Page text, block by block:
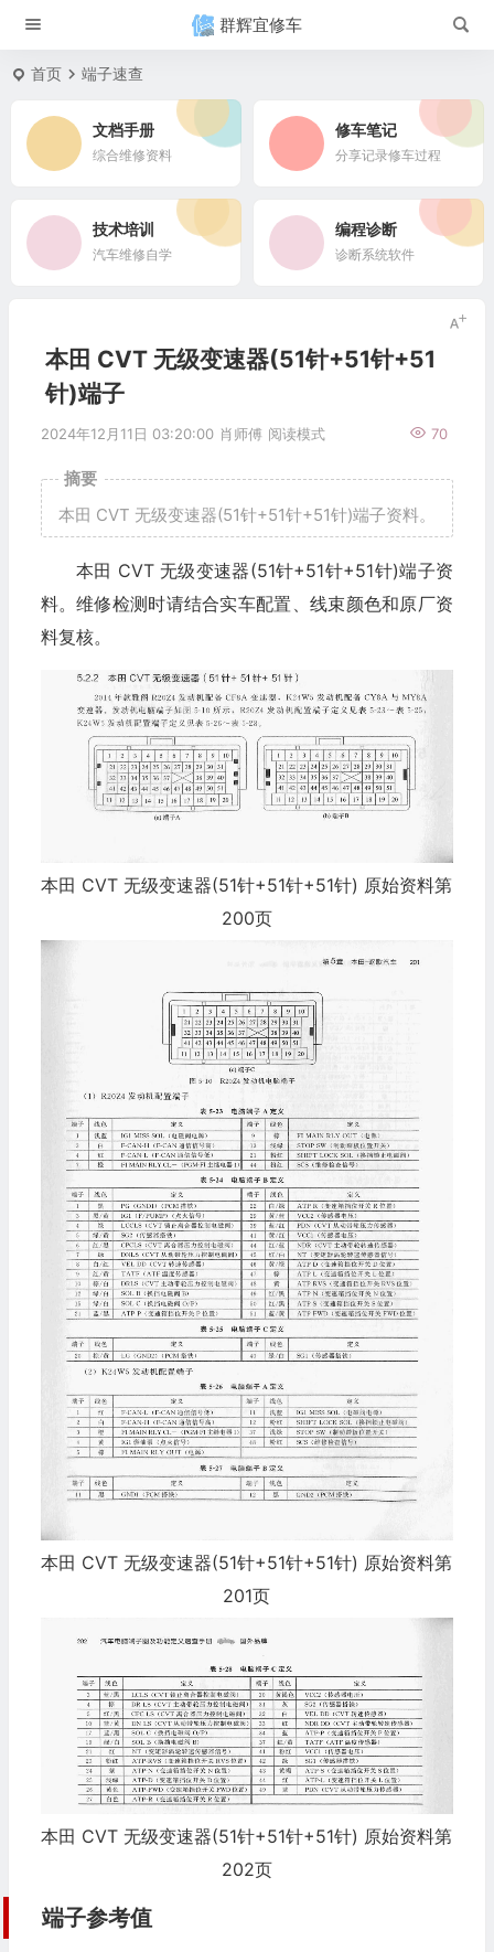
群辉宜修车
首页 端子速查
文档手册
综合维修资料
修车笔记
分享记录修车过程
技术培训
汽车维修自学
编程诊断
诊断系统软件
本田 CVT 无级变速器(51针+51针+51
针)端子
2024年12月11日 03:20:00 肖师傅 70
阅读模式
摘要
本田 CVT 无级变速器(51针+51针+51针)端子资料。
本田 CVT 无级变速器(51针+51针+51针)端子资
料。维修检测时请结合实车配置、线束颜色和原厂资
料复核。
本田 CVT 无级变速器(51针+51针+51针) 原始资料第
200页
本田 CVT 无级变速器(51针+51针+51针) 原始资料第
201页
本田 CVT 无级变速器(51针+51针+51针) 原始资料第
202页
端子参考值